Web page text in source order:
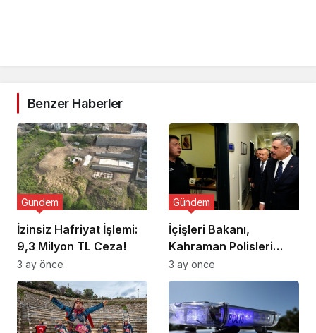
Benzer Haberler
İzinsiz Hafriyat İşlemi:
9,3 Milyon TL Ceza!
Gündem
3 ay önce
İçişleri Bakanı,
Kahraman Polisleri
Ziyaret Etti
Gündem
3 ay önce